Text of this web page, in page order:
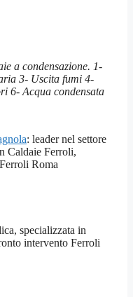
a condensazione. 1-
3- Uscita fumi 4-
6- Acqua condensata
: leader nel settore
Caldaie Ferroli,
Roma
specializzata in
intervento Ferroli